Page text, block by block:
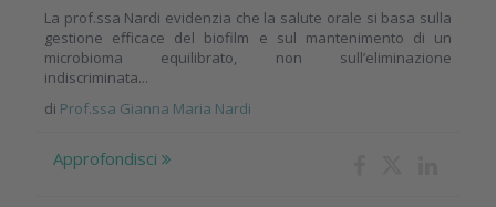
La prof.ssa Nardi evidenzia che la salute orale si basa sulla
gestione efficace del biofilm e sul mantenimento di un
microbioma equilibrato, non sull’eliminazione
indiscriminata...
di Prof.ssa Gianna Maria Nardi
Approfondisci